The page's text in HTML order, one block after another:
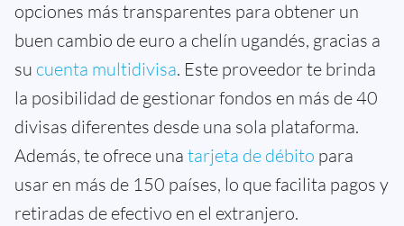
opciones más transparentes para obtener un
buen cambio de euro a chelín ugandés, gracias a
su cuenta multidivisa. Este proveedor te brinda
la posibilidad de gestionar fondos en más de 40
divisas diferentes desde una sola plataforma.
Además, te ofrece una tarjeta de débito para
usar en más de 150 países, lo que facilita pagos y
retiradas de efectivo en el extranjero.